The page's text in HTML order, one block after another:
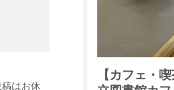
稿はお休
【カフェ・